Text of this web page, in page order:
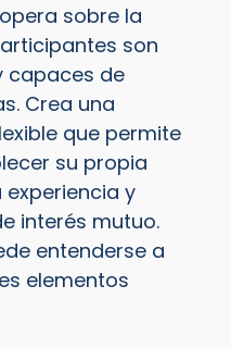
sobre la
son
capaces de
Crea una
que permite
su propia
y
interés mutuo.
entenderse a
elementos